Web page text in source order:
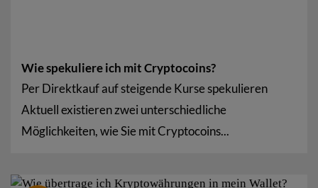
Wie spekuliere ich mit Cryptocoins?
Per Direktkauf auf steigende Kurse spekulieren
Aktuell existieren zwei unterschiedliche
Möglichkeiten, wie Sie mit Cryptocoins...